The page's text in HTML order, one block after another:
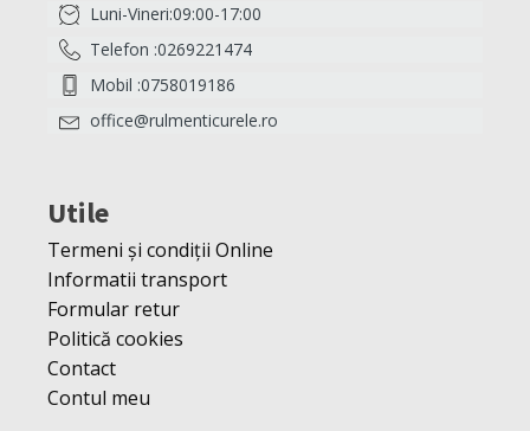
Luni-Vineri:09:00-17:00
Telefon :0269221474
Mobil :0758019186
office@rulmenticurele.ro
Utile
Termeni și condiții Online
Informatii transport
Formular retur
Politică cookies
Contact
Contul meu